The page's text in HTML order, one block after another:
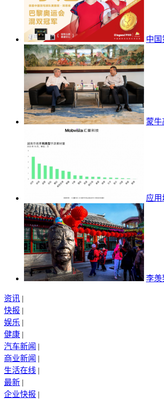
中国
蒙牛
应
李羡
资讯 |
快报 |
娱乐 |
健康 |
汽车新闻 |
商业新闻 |
生活在线 |
最新 |
企业快报 |